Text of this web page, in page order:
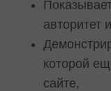
авторитет
которой
сайте,